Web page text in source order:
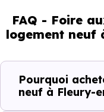
43.92 % d'adultes
seniors, 15.23 % de
demande locative
plus recherchées.
FAQ - Foire
logement neuf
Pourquoi
neuf à Fleury-